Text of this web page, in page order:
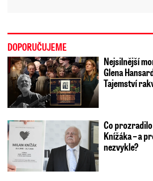
DOPORUČUJEME
Nejsilnější
Glena
Tajemství
Co
Knížáka – a
nezvykle?